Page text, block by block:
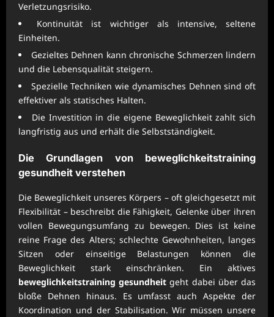
Verletzungsrisiko.
Kontinuität ist wichtiger als intensive, seltene
Einheiten.
Gezieltes Dehnen kann chronische Schmerzen lindern
und die Lebensqualität steigern.
Spezielle Techniken wie dynamisches Dehnen sind oft
effektiver als statisches Halten.
Die Investition in die eigene Beweglichkeit zahlt sich
langfristig aus und erhält die Selbstständigkeit.
Die Grundlagen von beweglichkeitstraining
gesundheit verstehen
Die Beweglichkeit unseres Körpers – oft gleichgesetzt mit
Flexibilität – beschreibt die Fähigkeit, Gelenke über ihren
vollen Bewegungsumfang zu bewegen. Dies ist keine
reine Frage des Alters; schlechte Gewohnheiten, langes
Sitzen oder einseitige Belastungen können die
Beweglichkeit stark einschränken. Ein aktives
beweglichkeitstraining gesundheit geht dabei über das
bloße Dehnen hinaus. Es umfasst auch Aspekte der
Koordination und der Stabilisation. Wir müssen unsere